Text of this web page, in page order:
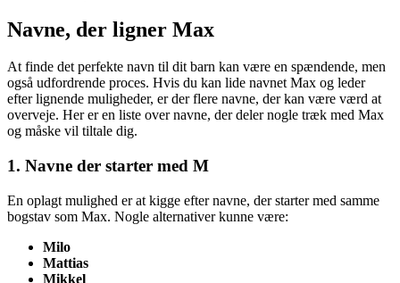
Navne, der ligner Max
At finde det perfekte navn til dit barn kan være en spændende, men
også udfordrende proces. Hvis du kan lide navnet Max og leder
efter lignende muligheder, er der flere navne, der kan være værd at
overveje. Her er en liste over navne, der deler nogle træk med Max
og måske vil tiltale dig.
1. Navne der starter med M
En oplagt mulighed er at kigge efter navne, der starter med samme
bogstav som Max. Nogle alternativer kunne være:
Milo
Mattias
Mikkel